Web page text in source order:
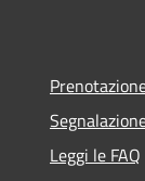
Leggi le FAQ